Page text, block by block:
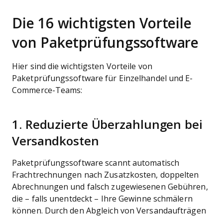
Die 16 wichtigsten Vorteile
von Paketprüfungssoftware
Hier sind die wichtigsten Vorteile von
Paketprüfungssoftware für Einzelhandel und E-
Commerce-Teams:
1. Reduzierte Überzahlungen bei
Versandkosten
Paketprüfungssoftware scannt automatisch
Frachtrechnungen nach Zusatzkosten, doppelten
Abrechnungen und falsch zugewiesenen Gebühren,
die – falls unentdeckt – Ihre Gewinne schmälern
können. Durch den Abgleich von Versandaufträgen